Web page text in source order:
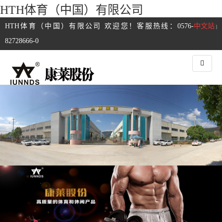
HTH体育（中国）有限公司
中文站 |
HTH体育（中国）有限公司 欢迎您！客服热线：0576-
82728666-0